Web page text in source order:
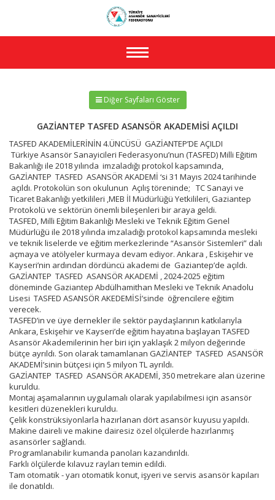
Toggle
Diğer Sayfaları Göster
GAZİANTEP TASFED ASANSÖR AKADEMİSİ AÇILDI
TASFED AKADEMİLERİNİN 4.ÜNCÜSÜ GAZİANTEP’DE AÇILDI
Türkiye Asansör Sanayicileri Federasyonu’nun (TASFED) Milli Eğitim
Bakanlığı ile 2018 yılında imzaladığı protokol kapsamında,
GAZİANTEP TASFED ASANSÖR AKADEMİ ‘si 31 Mayıs 2024 tarihinde
açıldı. Protokolün son okulunun Açılış töreninde; TC Sanayi ve
Ticaret Bakanlığı yetkilileri ,MEB İl Müdürlüğü Yetkilileri, Gaziantep
Protokolü ve sektörün önemli bileşenleri bir araya geldi.
TASFED, Milli Eğitim Bakanlığı Mesleki ve Teknik Eğitim Genel
Müdürlüğü ile 2018 yılında imzaladığı protokol kapsamında mesleki
ve teknik liselerde ve eğitim merkezlerinde “Asansör Sistemleri” dalı
açmaya ve atölyeler kurmaya devam ediyor. Ankara , Eskişehir ve
Kayseri’nin ardından dördüncü akademi de Gaziantep’de açıldı.
GAZİANTEP TASFED ASANSÖR AKADEMİ , 2024-2025 eğitim
döneminde Gaziantep Abdülhamithan Mesleki ve Teknik Anadolu
Lisesi TASFED ASANSÖR AKEDEMİSİ’sinde öğrencilere eğitim
verecek.
TASFED’in ve üye dernekler ile sektör paydaşlarının katkılarıyla
Ankara, Eskişehir ve Kayseri’de eğitim hayatına başlayan TASFED
Asansör Akademilerinin her biri için yaklaşık 2 milyon değerinde
bütçe ayrıldı. Son olarak tamamlanan GAZİANTEP TASFED ASANSÖR
AKADEMİ’sinin bütçesi için 5 milyon TL ayrıldı.
GAZİANTEP TASFED ASANSÖR AKADEMİ, 350 metrekare alan üzerine
kuruldu.
Montaj aşamalarının uygulamalı olarak yapılabilmesi için asansör
kesitleri düzenekleri kuruldu.
Çelik konstrüksiyonlarla hazırlanan dört asansör kuyusu yapıldı.
Makine daireli ve makine dairesiz özel ölçülerde hazırlanmış
asansörler sağlandı.
Programlanabilir kumanda panoları kazandırıldı.
Farklı ölçülerde kılavuz rayları temin edildi.
Tam otomatik - yarı otomatik konut, işyeri ve servis asansör kapıları
ile donatıldı.